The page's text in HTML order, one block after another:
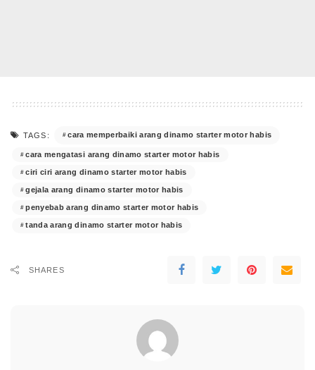
TAGS: cara memperbaiki arang dinamo starter motor habis
cara mengatasi arang dinamo starter motor habis
ciri ciri arang dinamo starter motor habis
gejala arang dinamo starter motor habis
penyebab arang dinamo starter motor habis
tanda arang dinamo starter motor habis
SHARES